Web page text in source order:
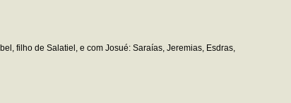
filho de Salatiel, e com Josué: Saraías, Jeremias, Esdras,